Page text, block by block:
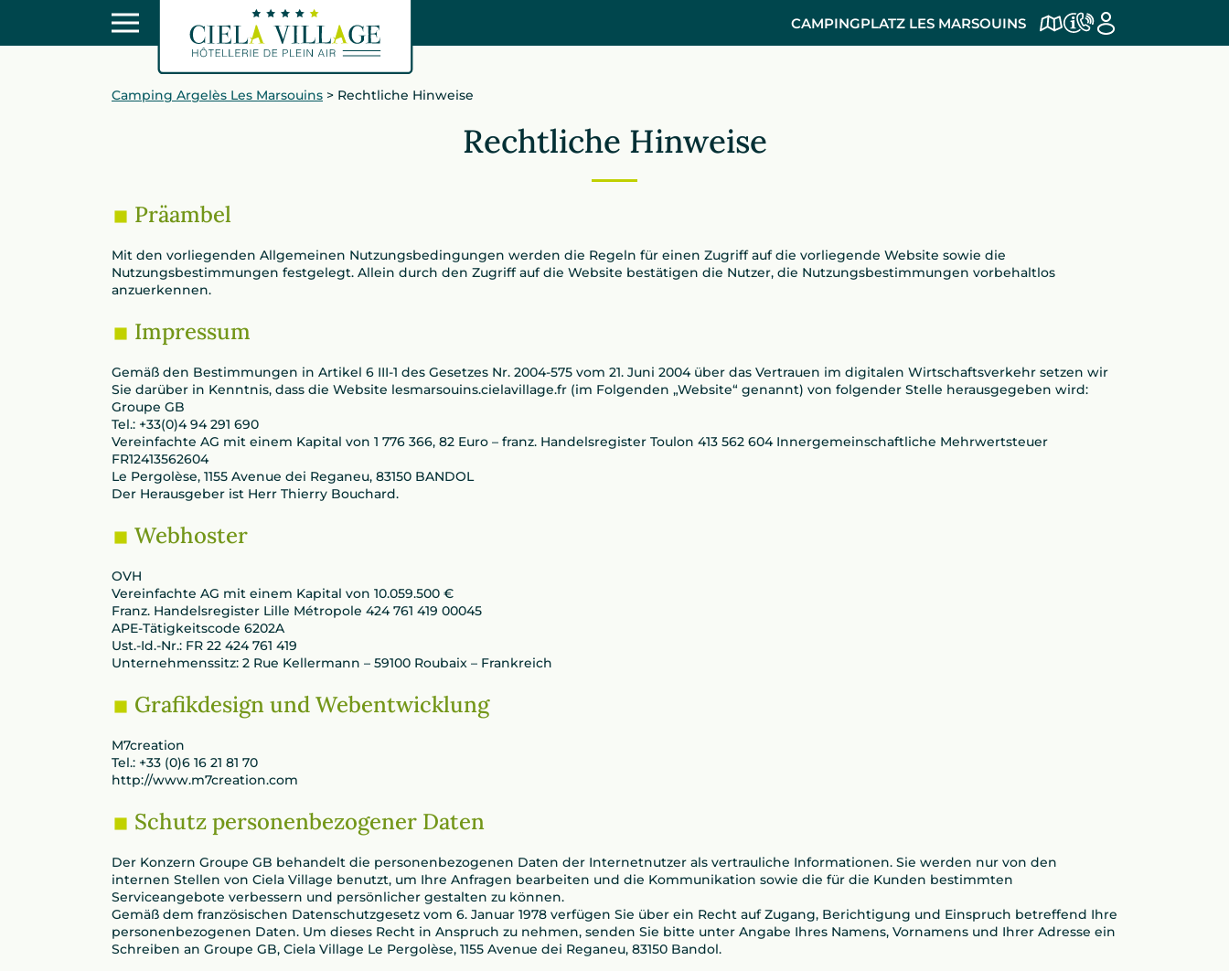
CAMPINGPLATZ LES MARSOUINS
Camping Argelès Les Marsouins > Rechtliche Hinweise
Rechtliche Hinweise
Präambel
Mit den vorliegenden Allgemeinen Nutzungsbedingungen werden die Regeln für einen Zugriff auf die vorliegende Website sowie die
Nutzungsbestimmungen festgelegt. Allein durch den Zugriff auf die Website bestätigen die Nutzer, die Nutzungsbestimmungen vorbehaltlos
anzuerkennen.
Impressum
Gemäß den Bestimmungen in Artikel 6 III-1 des Gesetzes Nr. 2004-575 vom 21. Juni 2004 über das Vertrauen im digitalen Wirtschaftsverkehr setzen wir
Sie darüber in Kenntnis, dass die Website lesmarsouins.cielavillage.fr (im Folgenden „Website“ genannt) von folgender Stelle herausgegeben wird:
Groupe GB
Tel.: +33(0)4 94 291 690
Vereinfachte AG mit einem Kapital von 1 776 366, 82 Euro – franz. Handelsregister Toulon 413 562 604 Innergemeinschaftliche Mehrwertsteuer
FR12413562604
Le Pergolèse, 1155 Avenue dei Reganeu, 83150 BANDOL
Der Herausgeber ist Herr Thierry Bouchard.
Webhoster
OVH
Vereinfachte AG mit einem Kapital von 10.059.500 €
Franz. Handelsregister Lille Métropole 424 761 419 00045
APE-Tätigkeitscode 6202A
Ust.-Id.-Nr.: FR 22 424 761 419
Unternehmenssitz: 2 Rue Kellermann – 59100 Roubaix – Frankreich
Grafikdesign und Webentwicklung
M7creation
Tel.: +33 (0)6 16 21 81 70
http://www.m7creation.com
Schutz personenbezogener Daten
Der Konzern Groupe GB behandelt die personenbezogenen Daten der Internetnutzer als vertrauliche Informationen. Sie werden nur von den
internen Stellen von Ciela Village benutzt, um Ihre Anfragen bearbeiten und die Kommunikation sowie die für die Kunden bestimmten
Serviceangebote verbessern und persönlicher gestalten zu können.
Gemäß dem französischen Datenschutzgesetz vom 6. Januar 1978 verfügen Sie über ein Recht auf Zugang, Berichtigung und Einspruch betreffend Ihre
personenbezogenen Daten. Um dieses Recht in Anspruch zu nehmen, senden Sie bitte unter Angabe Ihres Namens, Vornamens und Ihrer Adresse ein
Schreiben an Groupe GB, Ciela Village Le Pergolèse, 1155 Avenue dei Reganeu, 83150 Bandol.